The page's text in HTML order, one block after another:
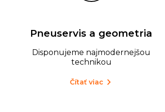
Pneuservis a geometria
Disponujeme najmodernejšou
technikou
Čítať viac